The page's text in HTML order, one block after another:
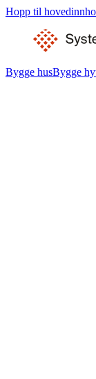
Hopp til
Bygge husBygge